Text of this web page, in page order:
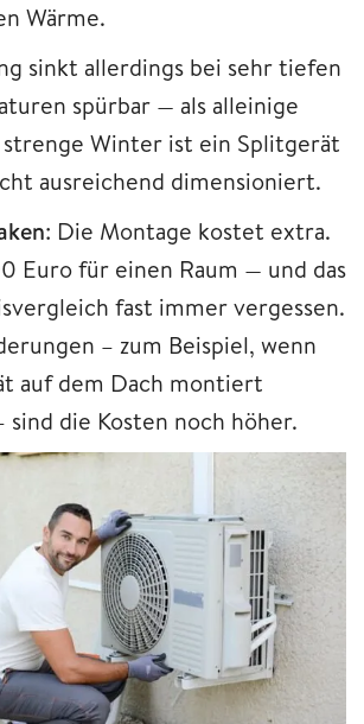
Wärme.
sinkt allerdings bei sehr tiefen
spürbar — als alleinige
Winter ist ein Splitgerät
ausreichend dimensioniert.
: Die Montage kostet extra.
Euro für einen Raum — und das
fast immer vergessen.
– zum Beispiel, wenn
auf dem Dach montiert
sind die Kosten noch höher.